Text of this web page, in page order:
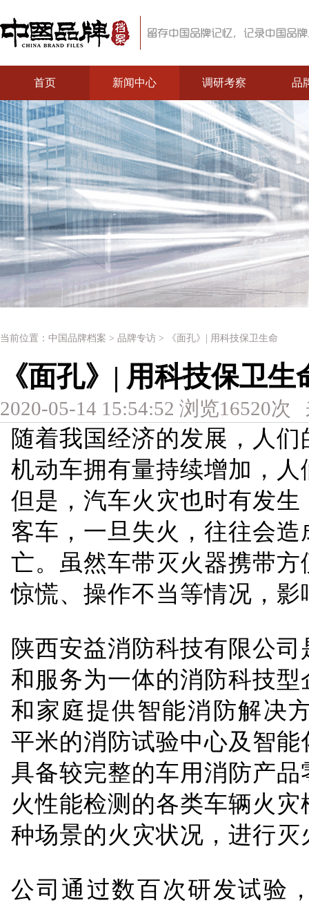
首页 新闻中心 调研考察 品
当前位置： 中国品牌档案 > 品牌专访 > 《面孔》| 用科技保卫生命
《面孔》| 用科技保卫生
2020-05-14 15:54:52 浏览16520次
随着我国经济的发展，人
机动车拥有量持续增加，
但是，汽车火灾也时有发
客车，一旦失火，往往会
亡。虽然车带灭火器携带
惊慌、操作不当等情况，影
陕西安益消防科技有限公
和服务为一体的消防科技
和家庭提供智能消防解决
平米的消防试验中心及智
具备较完整的车用消防产
火性能检测的各类车辆火
种场景的火灾状况，进行灭
公司通过数百次研发试验